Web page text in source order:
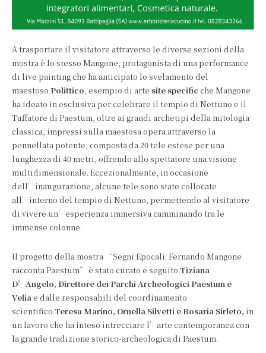
A trasportare il visitatore attraverso le diverse sezioni della
mostra è lo stesso Mangone, protagonista di una performance
di live painting che ha anticipato lo svelamento del
maestoso Polittico, esempio di arte site specific che Mangone
ha ideato in esclusiva per celebrare il tempio di Nettuno e il
Tuffatore di Paestum, oltre ai grandi archetipi della mitologia
classica, impressi sulla maestosa opera attraverso la
pennellata potente, composta da 20 tele estese per una
lunghezza di 40 metri, offrendo allo spettatore una visione
multidimensionale. Eccezionalmente, in occasione
dell’inaugurazione, alcune tele sono state collocate
all’interno del tempio di Nettuno, permettendo al visitatore
di vivere un’esperienza immersiva camminando tra le
immense colonne.
Il progetto della mostra “Segni Epocali. Fernando Mangone
racconta Paestum” è stato curato e seguito Tiziana
D’Angelo, Direttore dei Parchi Archeologici Paestum e
Veliae dalle responsabili del coordinamento
scientifico Teresa Marino, Ornella Silvetti e Rosaria Sirleto, in
un lavoro che ha inteso intrecciare l’arte contemporanea con
la grande tradizione storico-archeologica di Paestum.